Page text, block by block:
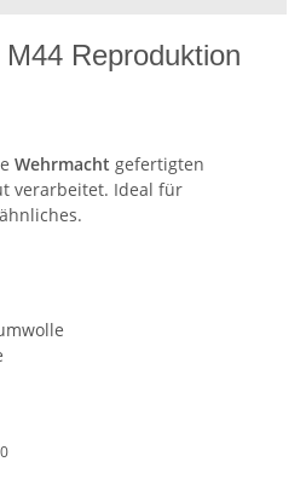
Reproduktion
Wehrmacht gefertigten
verarbeitet. Ideal für